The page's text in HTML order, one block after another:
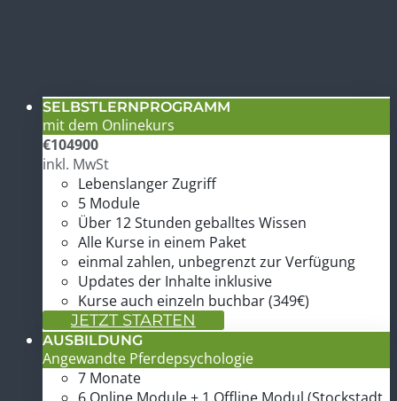
SELBSTLERNPROGRAMM
mit dem Onlinekurs
€104900
inkl. MwSt
Lebenslanger Zugriff
5 Module
Über 12 Stunden geballtes Wissen
Alle Kurse in einem Paket
einmal zahlen, unbegrenzt zur Verfügung
Updates der Inhalte inklusive
Kurse auch einzeln buchbar (349€)
JETZT STARTEN
AUSBILDUNG
Angewandte Pferdepsychologie